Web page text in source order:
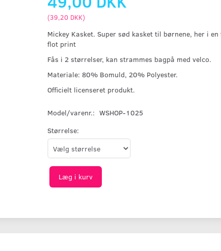
(39,20 DKK)
Mickey Kasket. Super sød kasket til børnene, her i en
flot print
Fås i 2 størrelser, kan strammes bagpå med velco.
Materiale: 80% Bomuld, 20% Polyester.
Officielt licenseret produkt.
Model/varenr.: WSHOP-1025
Størrelse:
Læg i kurv